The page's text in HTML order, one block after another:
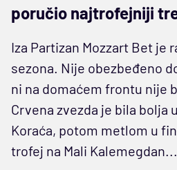
poručio najtrofejniji
Iza Partizan Mozzart Bet je
sezona. Nije obezbeđeno
ni na domaćem frontu nije
Crvena zvezda je bila bolja
Koraća, potom metlom u
trofej na Mali Kalemegdan...